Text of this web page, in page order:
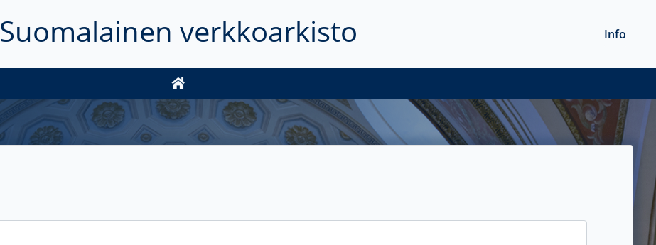
Suomalainen verkkoarkisto Info